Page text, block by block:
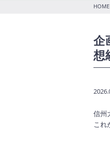
HOME
企
想
信州
これ